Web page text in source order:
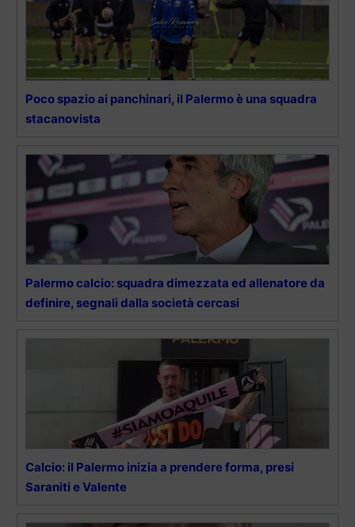
Poco spazio ai panchinari, il Palermo è una squadra
stacanovista
Palermo calcio: squadra dimezzata ed allenatore da
definire, segnali dalla società cercasi
Calcio: il Palermo inizia a prendere forma, presi
Saraniti e Valente